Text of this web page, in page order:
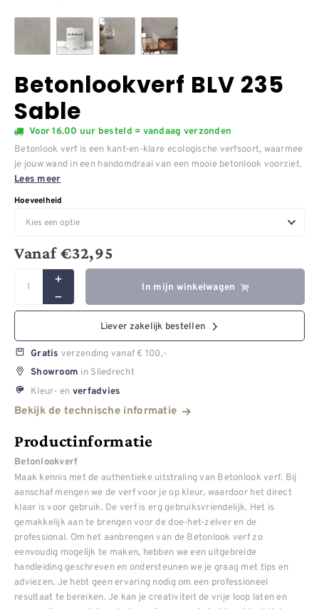
Betonlookverf BLV 235
Sable
Voor 16.00 uur besteld = vandaag verzonden
Betonlook verf is een kant-en-klare ecologische verfsoort, waarmee
je jouw wand in een handomdraai van een mooie betonlook voorziet.
Lees meer
Hoeveelheid
Vanaf€32,95
In mijn winkelwagen
Liever zakelijk bestellen
Gratis verzending vanaf € 100,-
Showroom in Sliedrecht
Kleur- en verfadvies
Bekijk de technische informatie
Productinformatie
Betonlookverf
Maak kennis met de authentieke uitstraling van Betonlook verf. Bij
aanschaf mengen we de verf voor je op kleur, waardoor het direct
klaar is voor gebruik. De verf is erg gebruiksvriendelijk. Het is
gemakkelijk aan te brengen voor de doe-het-zelver en de
professional. Om het aanbrengen van de Betonlook verf zo
eenvoudig mogelijk te maken, hebben we een uitgebreide
handleiding geschreven en ondersteunen we je graag met tips en
adviezen. Je hebt geen ervaring nodig om een professioneel
resultaat te bereiken. Je kan je creativiteit de vrije loop laten en